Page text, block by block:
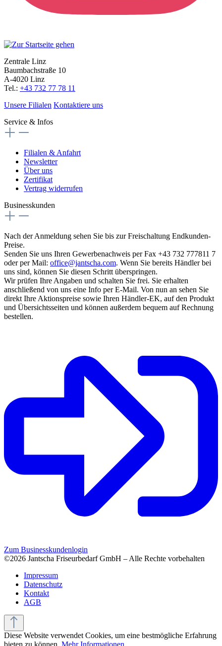
Zentrale Linz
Baumbachstraße 10
A-4020 Linz
Tel.: +43 732 77 78 11
Unsere Filialen Kontaktiere uns
Service & Infos
Filialen & Anfahrt
Newsletter
Über uns
Zertifikat
Vertrag widerrufen
Businesskunden
Nach der Anmeldung sehen Sie bis zur Freischaltung Endkunden-
Preise.
Senden Sie uns Ihren Gewerbenachweis per Fax +43 732 777811 7
oder per Mail: office@jantscha.com. Wenn Sie bereits Händler bei
uns sind, können Sie diesen Schritt überspringen.
Wir prüfen Ihre Angaben und schalten Sie frei. Sie erhalten
anschließend von uns eine Info per E-Mail. Von nun an sehen Sie
direkt Ihre Aktionspreise sowie Ihren Händler-EK, auf den Produkt
und Übersichtsseiten und können außerdem bequem auf Rechnung
bestellen.
Zum Businesskundenlogin
©2026 Jantscha Friseurbedarf GmbH – Alle Rechte vorbehalten
Impressum
Datenschutz
Kontakt
AGB
Diese Website verwendet Cookies, um eine bestmögliche Erfahrung
bieten zu können. Mehr Informationen ...